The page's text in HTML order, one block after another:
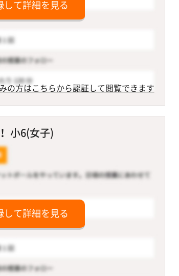
して詳細を見る
の方はこちらから認証して閲覧できます
小6(女子)
して詳細を見る